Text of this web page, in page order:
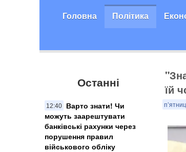
Головна Політика
Останні
12:40
Варто знати! Чи
можуть заарештувати
банківські рахунки через
порушення правил
військового обліку
їй